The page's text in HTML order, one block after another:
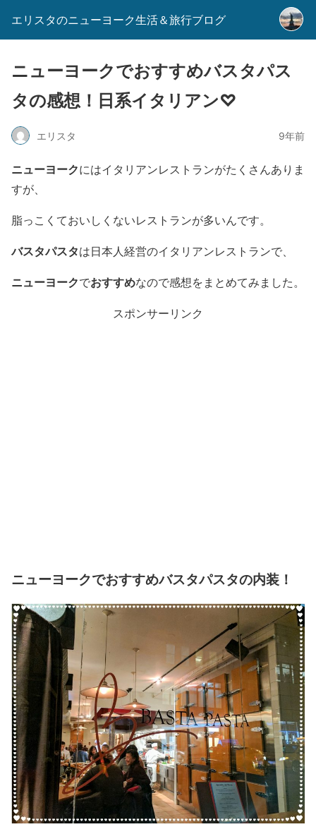
エリスタのニューヨーク生活＆旅行ブログ
ニューヨークでおすすめバスタパス
タの感想！日系イタリアン♡
エリスタ 9年前
ニューヨークにはイタリアンレストランがたくさんありま
すが、
脂っこくておいしくないレストランが多いんです。
バスタパスタは日本人経営のイタリアンレストランで、
ニューヨークでおすすめなので感想をまとめてみました。
スポンサーリンク
ニューヨークでおすすめバスタパスタの内装！